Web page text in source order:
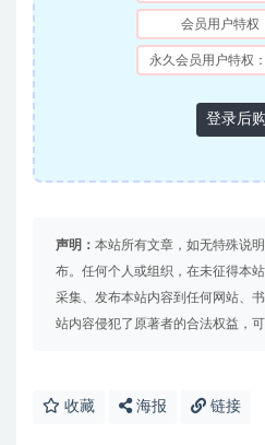
会员用户特权
永久会员用户特权：
登录后
声明： 本站所有文章，如无特殊说
布。任何个人或组织，在未征得本
采集、发布本站内容到任何网站、
站内容侵犯了原著者的合法权益，
收藏 海报 链接